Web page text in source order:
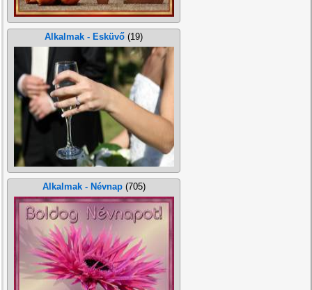
Alkalmak - Esküvő (19)
Alkalmak - Névnap(705)